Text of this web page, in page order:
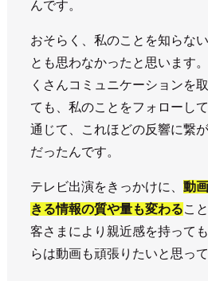
んです。
おそらく、私のことを知らな
とも思わなかったと思います
くさんコミュニケーションを
ても、私のことをフォローし
通じて、これほどの反響に繋
だったんです。
テレビ出演をきっかけに、 動
きる情報の質や量も変わるこ
客さまにより親近感を持って
らは動画も頑張りたいと思って